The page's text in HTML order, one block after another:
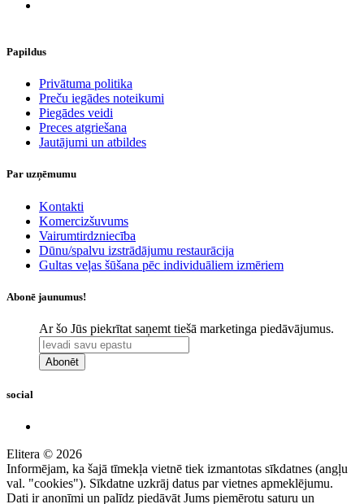
Papildus
​Privātuma politika
Preču iegādes noteikumi
Piegādes veidi
Preces atgriešana
Jautājumi un atbildes
Par uzņēmumu
Kontakti
Komercizšuvums
Vairumtirdzniecība
Dūnu/spalvu izstrādājumu restaurācija
Gultas veļas šūšana pēc individuāliem izmēriem
Abonē jaunumus!
Ar šo Jūs piekrītat saņemt tiešā marketinga piedāvājumus.
Abonēt
social
Elitera © 2026
Informējam, ka šajā tīmekļa vietnē tiek izmantotas sīkdatnes (angļu
val. "cookies"). Sīkdatne uzkrāj datus par vietnes apmeklējumu.
Dati ir anonīmi un palīdz piedāvāt Jums piemērotu saturu un